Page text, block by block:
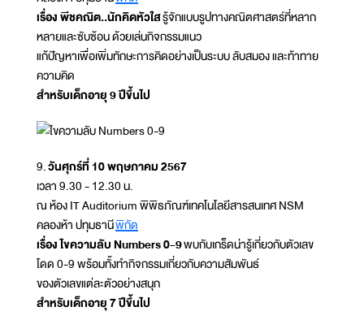
เรื่อง พีชคณิต..นักคิดหัวใสรู้จักแบบรูปทางคณิตศาสตร์ที่หลาก
หลายและซับซ้อน ด้วยเล่นกิจกรรมแนว
แก้ปัญหาเพื่อเพิ่มทักษะการคิดอย่างเป็นระบบ ลับสมอง และท้าทาย
ความคิด
สำหรับเด็กอายุ 9 ปีขึ้นไป
9.วันศุกร์ที่ 10 พฤษภาคม 2567
เวลา 9.30 - 12.30 น.
ณ ห้อง IT Auditorium พิพิธภัณฑ์เทคโนโลยีสารสนเทศ NSM
คลองห้า ปทุมธานีพิกัด
เรื่อง ไขความลับ Numbers 0-9พบกับเกร็ดน่ารู้เกี่ยวกับตัวเลข
โดด 0-9 พร้อมทั้งทำกิจกรรมเกี่ยวกับความสัมพันธ์
ของตัวเลขแต่ละตัวอย่างสนุก
สำหรับเด็กอายุ 7 ปีขึ้นไป